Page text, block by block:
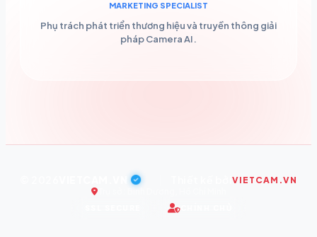
MARKETING SPECIALIST
Phụ trách phát triển thương hiệu và truyền thông giải
pháp Camera AI.
VIETCAM.VN
Trụ sở: Bình Dương, Hồ Chí Minh
CHÍNH CHỦ